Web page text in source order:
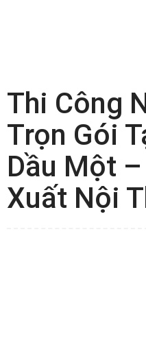
Thi Công
Trọn Gói
Dầu Một
Xuất Nội